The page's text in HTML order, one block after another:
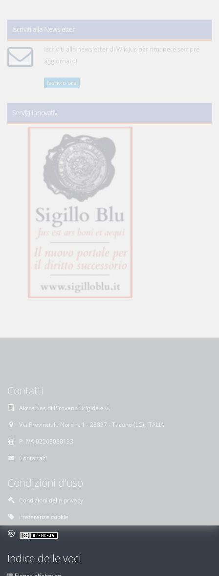
Iscriviti alla Newsletter
Iscriviti alla newsletter di WikiJus per rimanere sempre
aggiornato!
Iscriviti ora
Servizi innovativi
Contatti
Akros Sas di Pirovano Brigida e C.
Via Provinciale Nord n. 1 - 23837 - Taceno (LC), ITALIA
P. IVA 02263080133
Contattaci
Condizioni d'uso
Condizioni della privacy
Preferenze cookie
Indice delle voci